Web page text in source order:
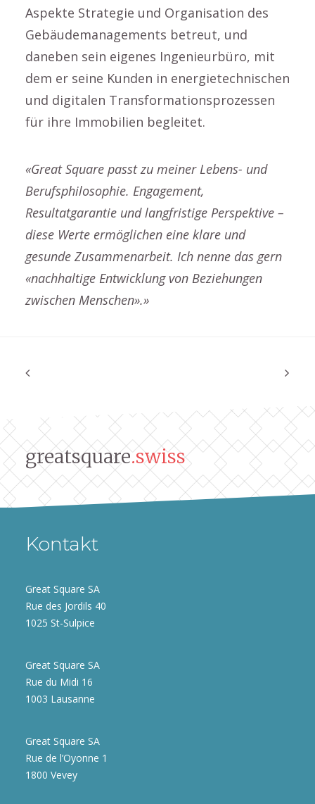
Aspekte Strategie und Organisation des
Gebäudemanagements betreut, und
daneben sein eigenes Ingenieurbüro, mit
dem er seine Kunden in energietechnischen
und digitalen Transformationsprozessen
für ihre Immobilien begleitet.
«Great Square passt zu meiner Lebens- und
Berufsphilosophie. Engagement,
Resultatgarantie und langfristige Perspektive –
diese Werte ermöglichen eine klare und
gesunde Zusammenarbeit. Ich nenne das gern
«nachhaltige Entwicklung von Beziehungen
zwischen Menschen».»
greatsquare.swiss
Kontakt
Great Square SA
Rue des Jordils 40
1025 St-Sulpice
Great Square SA
Rue du Midi 16
1003 Lausanne
Great Square SA
Rue de l’Oyonne 1
1800 Vevey